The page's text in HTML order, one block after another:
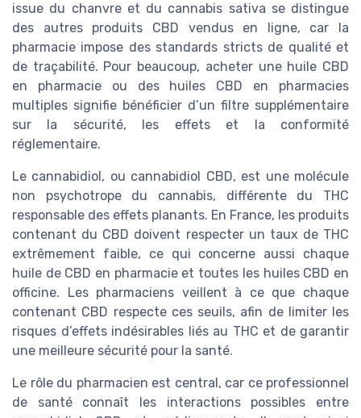
issue du chanvre et du cannabis sativa se distingue
des autres produits CBD vendus en ligne, car la
pharmacie impose des standards stricts de qualité et
de traçabilité. Pour beaucoup, acheter une huile CBD
en pharmacie ou des huiles CBD en pharmacies
multiples signifie bénéficier d’un filtre supplémentaire
sur la sécurité, les effets et la conformité
réglementaire.
Le cannabidiol, ou cannabidiol CBD, est une molécule
non psychotrope du cannabis, différente du THC
responsable des effets planants. En France, les produits
contenant du CBD doivent respecter un taux de THC
extrêmement faible, ce qui concerne aussi chaque
huile de CBD en pharmacie et toutes les huiles CBD en
officine. Les pharmaciens veillent à ce que chaque
contenant CBD respecte ces seuils, afin de limiter les
risques d’effets indésirables liés au THC et de garantir
une meilleure sécurité pour la santé.
Le rôle du pharmacien est central, car ce professionnel
de santé connaît les interactions possibles entre